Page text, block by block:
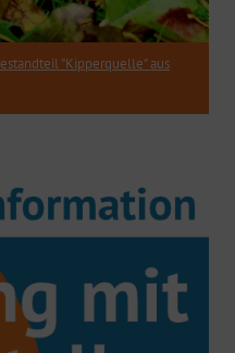
"Kipperquelle" aus